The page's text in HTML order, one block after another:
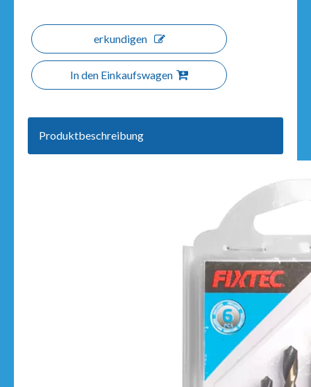
erkundigen
In den Einkaufswagen
Produktbeschreibung